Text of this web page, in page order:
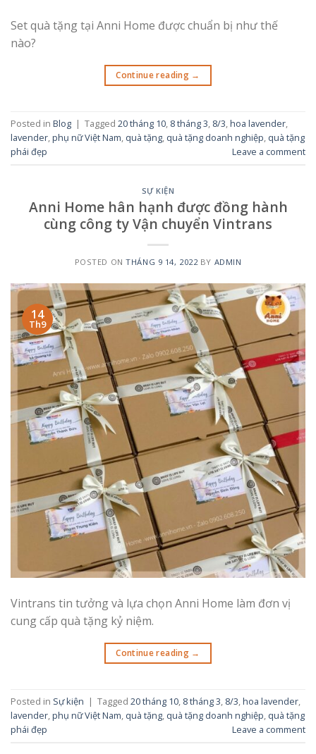
Set quà tặng tại Anni Home được chuẩn bị như thế
nào?
Continue reading →
Posted in Blog | Tagged 20 tháng 10, 8 tháng 3, 8/3,hoa lavender,
lavender,phụ nữ Việt Nam, quà tặng, quà tặng doanh nghiệp, quà tặng
phái đẹp
Leave a comment
SỰ KIỆN
Anni Home hân hạnh được đồng hành
cùng công ty Vận chuyển Vintrans
POSTED ONTHÁNG 9 14, 2022 BY ADMIN
14
Th9
Vintrans tin tưởng và lựa chọn Anni Home làm đơn vị
cung cấp quà tặng kỷ niệm.
Continue reading →
Posted in Sự kiện | Tagged 20 tháng 10, 8 tháng 3, 8/3,hoa lavender,
lavender,phụ nữ Việt Nam, quà tặng, quà tặng doanh nghiệp, quà tặng
phái đẹp
Leave a comment